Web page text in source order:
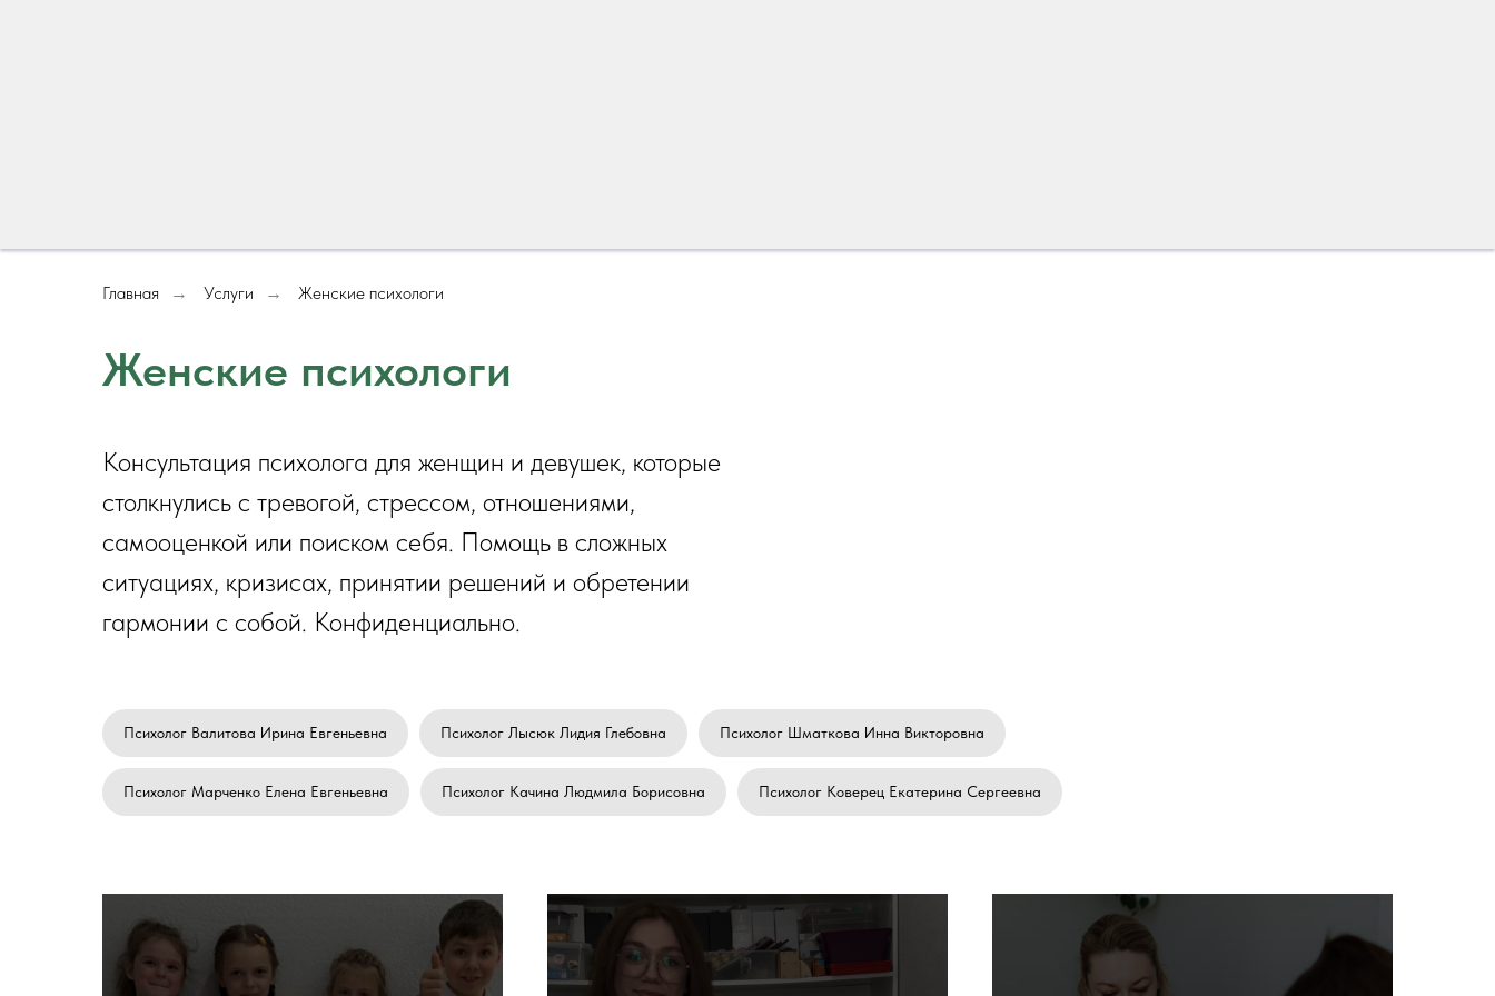
Главная → Услуги → Женские психологи
Женские психологи
Консультация психолога для женщин и девушек, которые
столкнулись с тревогой, стрессом, отношениями,
самооценкой или поиском себя. Помощь в сложных
ситуациях, кризисах, принятии решений и обретении
гармонии с собой. Конфиденциально.
Психолог Валитова Ирина Евгеньевна Психолог Лысюк Лидия Глебовна Психолог Шматкова Инна Викторовна
Психолог Марченко Елена Евгеньевна Психолог Качина Людмила Борисовна Психолог Коверец Екатерина Сергеевна